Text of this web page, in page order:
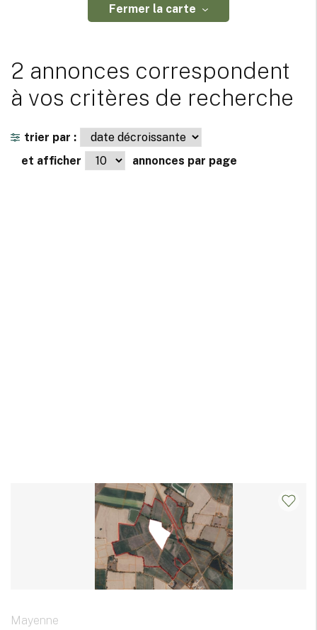
Fermer la carte
2 annonces correspondent
à vos critères de recherche
trier par :
et afficher
annonces par page
Mayenne